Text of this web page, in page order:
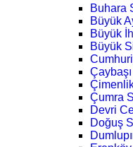
Buhara
Büyük
Büyük
Büyük
Çumra
Devri
Doğuş